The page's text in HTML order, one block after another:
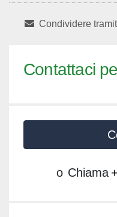
Condividere
Contattaci
o Chiama